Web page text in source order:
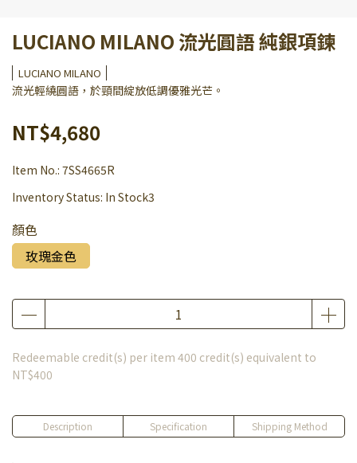
LUCIANO MILANO 流光圓語 純銀項鍊
LUCIANO MILANO
流光輕繞圓語，於頸間綻放低調優雅光芒。
NT$4,680
Item No.: 7SS4665R
Inventory Status: In Stock3
顏色
玫瑰金色
Redeemable credit(s) per item 400 credit(s) equivalent to
NT$400
Description Specification Shipping Method